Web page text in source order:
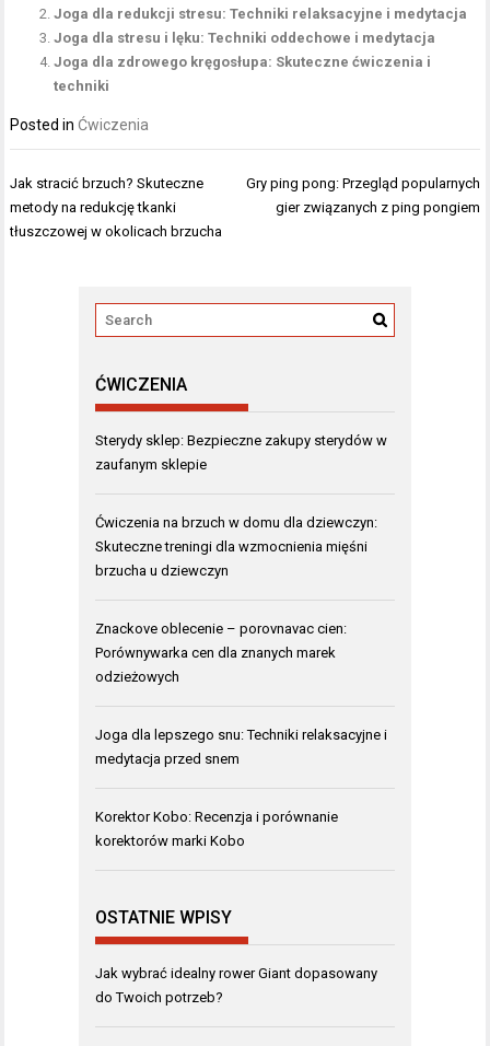
Joga dla redukcji stresu: Techniki relaksacyjne i medytacja
Joga dla stresu i lęku: Techniki oddechowe i medytacja
Joga dla zdrowego kręgosłupa: Skuteczne ćwiczenia i
techniki
Posted in Ćwiczenia
Nawigacja
wpisu
Jak stracić brzuch? Skuteczne
metody na redukcję tkanki
tłuszczowej w okolicach brzucha
Gry ping pong: Przegląd popularnych
gier związanych z ping pongiem
ĆWICZENIA
Sterydy sklep: Bezpieczne zakupy sterydów w
zaufanym sklepie
Ćwiczenia na brzuch w domu dla dziewczyn:
Skuteczne treningi dla wzmocnienia mięśni
brzucha u dziewczyn
Znackove oblecenie – porovnavac cien:
Porównywarka cen dla znanych marek
odzieżowych
Joga dla lepszego snu: Techniki relaksacyjne i
medytacja przed snem
Korektor Kobo: Recenzja i porównanie
korektorów marki Kobo
OSTATNIE WPISY
Jak wybrać idealny rower Giant dopasowany
do Twoich potrzeb?